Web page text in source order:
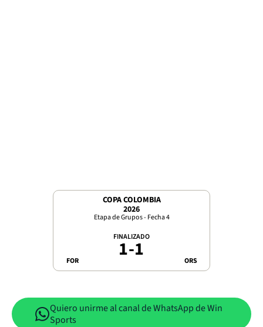
COPA COLOMBIA
2026
Etapa de Grupos - Fecha 4
FOR
FINALIZADO
1-1 ORS
Quiero unirme al canal de WhatsApp de Win
Sports